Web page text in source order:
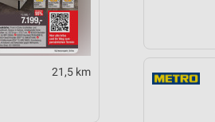
21,5 km